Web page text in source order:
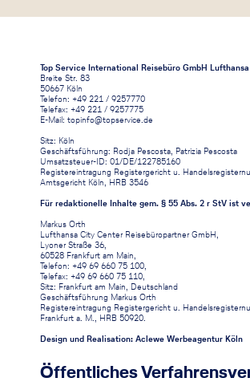
Top Service International Reisebüro GmbH
Breite Str. 83
50667 Köln
Telefon: +49 221 / 9257770
Telefax: +49 221 / 9257775
E-Mail: topinfo@topservice.de
Sitz: Köln
Geschäftsführung: Rodja Pescosta, Patrizia Pescosta
Umsatzsteuer-ID: 01/DE/122785160
Registereintragung Registergericht u.
Amtsgericht Köln, HRB 3546
Für redaktionelle Inhalte gem. § 55 Abs. 2 r StV ist
Markus Orth
Lufthansa City Center Reisebüropartner GmbH,
Lyoner Straße 36,
60528 Frankfurt am Main,
Telefon: +49 69 660 75 100,
Telefax: +49 69 660 75 110,
Sitz: Frankfurt am Main, Deutschland
Geschäftsführung Markus Orth
Registereintragung Registergericht u.
Frankfurt a. M., HRB 50920.
Design und Realisation: Aclewe Werbeagentur Köln
Öffentliches